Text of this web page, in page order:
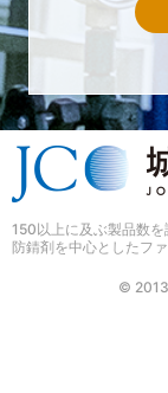
©
150以上に及ぶ製品数を
防錆剤を中心としたフ